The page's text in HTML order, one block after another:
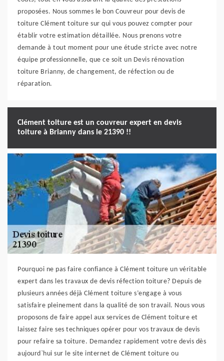
proposées. Nous sommes le bon Couvreur pour devis de
toiture Clément toiture sur qui vous pouvez compter pour
établir votre estimation détaillée. Nous prenons votre
demande à tout moment pour une étude stricte avec notre
équipe professionnelle, que ce soit un Devis rénovation
toiture Brianny, de changement, de réfection ou de
réparation.
Clément toiture est un couvreur expert en devis
toiture à Brianny dans le 21390 !!
Pourquoi ne pas faire confiance à Clément toiture un véritable
expert dans les travaux de devis réfection toiture? Depuis de
plusieurs années déjà Clément toiture s’engage à vous
satisfaire pleinement dans la qualité de son travail. Nous vous
proposons de faire appel aux services de Clément toiture et
laissez faire ses techniques opérer pour vos travaux de devis
pour refaire sa toiture. Demandez rapidement votre devis dès
aujourd`hui sur le site internet de Clément toiture ou